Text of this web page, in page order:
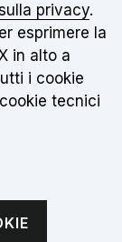
Apri
privacy.
esprimere la
in alto a
i cookie
tecnici